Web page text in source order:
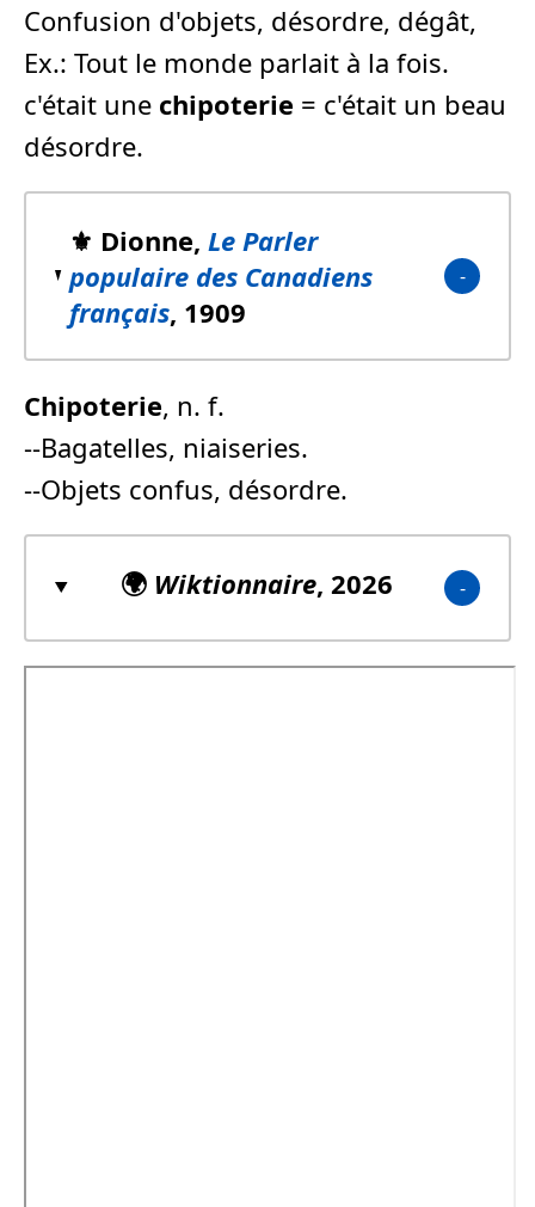
Confusion d'objets, désordre, dégât,
Ex.: Tout le monde parlait à la fois.
c'était une chipoterie = c'était un beau
désordre.
⚜️ Dionne, Le Parler
populaire des Canadiens
français, 1909
Chipoterie, n. f.
--Bagatelles, niaiseries.
--Objets confus, désordre.
🌍 Wiktionnaire, 2026